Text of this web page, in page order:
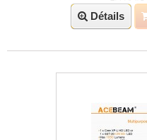
Détails